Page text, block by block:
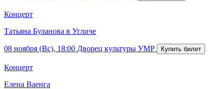
Концерт
Татьяна Буланова в Угличе
08 ноября (Вс), 18:00 Дворец культуры УМР
Концерт
Елена Ваенга